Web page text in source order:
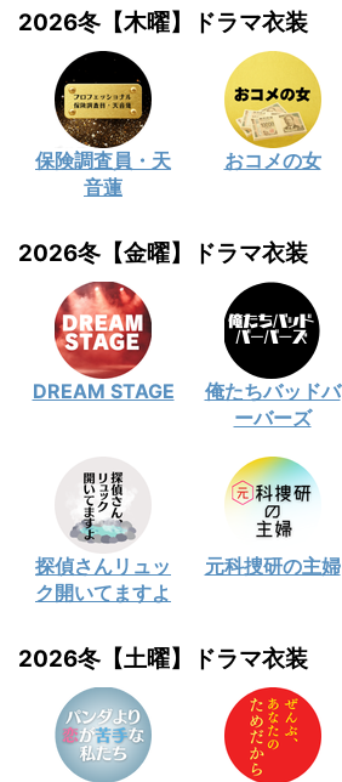
2026冬【木曜】ドラマ衣装
保険調査員・天
音蓮
おコメの女
2026冬【金曜】ドラマ衣装
DREAM STAGE
俺たちバッドバ
ーバーズ
探偵さんリュッ
ク開いてますよ
元科捜研の主婦
2026冬【土曜】ドラマ衣装